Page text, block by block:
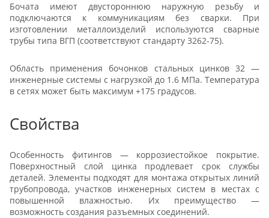
Бочата имеют двустороннюю наружную резьбу и
подключаются к коммуникациям без сварки. При
изготовлении металлоизделий используются сварные
трубы типа ВГП (соответствуют стандарту 3262-75).
Область применения бочонков стальных цинков 32 —
инженерные системы с нагрузкой до 1.6 МПа. Температура
в сетях может быть максимум +175 градусов.
Свойства
Особенность фитингов — коррозиестойкое покрытие.
Поверхностный слой цинка продлевает срок службы
деталей. Элементы подходят для монтажа открытых линий
трубопровода, участков инженерных систем в местах с
повышенной влажностью. Их преимущество —
возможность создания разъемных соединений.